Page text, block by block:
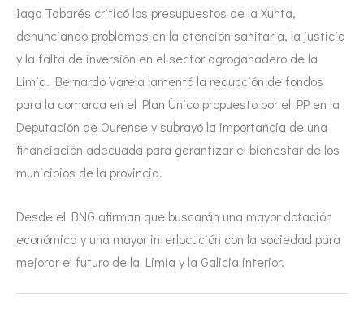
Iago Tabarés criticó los presupuestos de la Xunta,
denunciando problemas en la atención sanitaria, la justicia
y la falta de inversión en el sector agroganadero de la
Limia. Bernardo Varela lamentó la reducción de fondos
para la comarca en el Plan Único propuesto por el PP en la
Deputación de Ourense y subrayó la importancia de una
financiación adecuada para garantizar el bienestar de los
municipios de la provincia.
Desde el BNG afirman que buscarán una mayor dotación
económica y una mayor interlocución con la sociedad para
mejorar el futuro de la Limia y la Galicia interior.